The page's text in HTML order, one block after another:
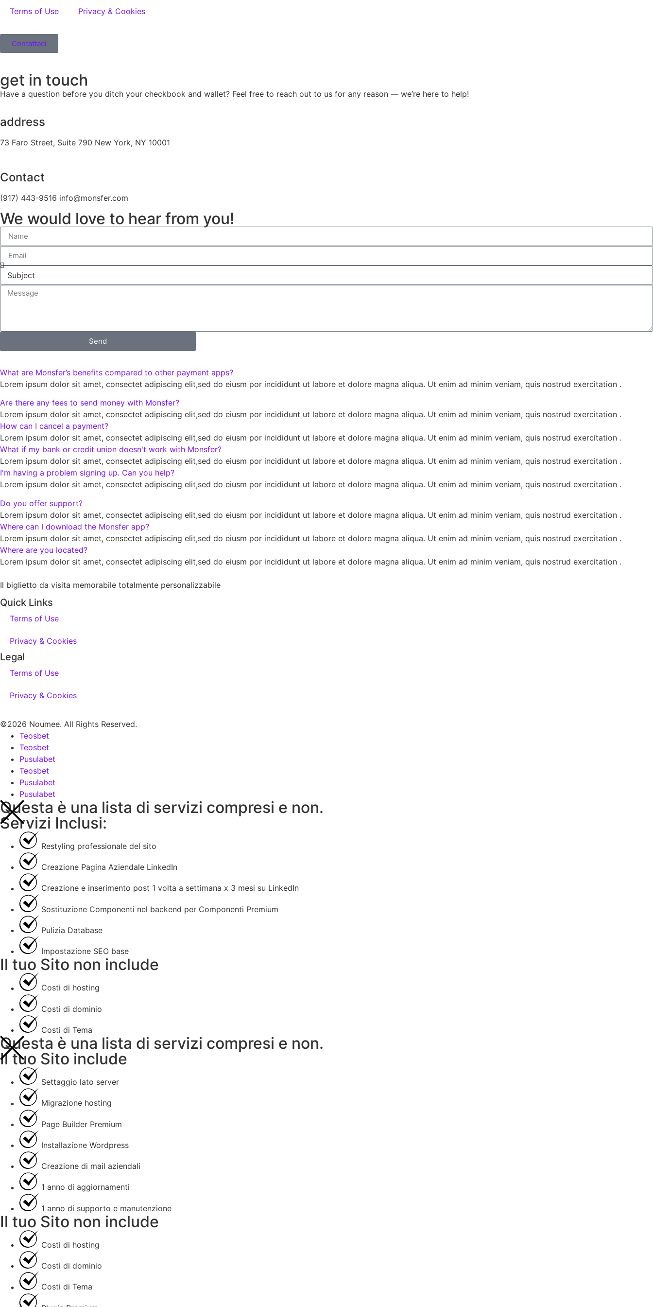
Terms of Use Privacy & Cookies
Contattaci
get in touch
Have a question before you ditch your checkbook and wallet? Feel free to reach out to us for any reason — we’re here to help!
address
73 Faro Street, Suite 790 New York, NY 10001
Contact
(917) 443-9516 info@monsfer.com
We would love to hear from you!
Send
What are Monsfer’s benefits compared to other payment apps?
Lorem ipsum dolor sit amet, consectet adipiscing elit,sed do eiusm por incididunt ut labore et dolore magna aliqua. Ut enim ad minim veniam, quis nostrud exercitation .
Are there any fees to send money with Monsfer?
Lorem ipsum dolor sit amet, consectet adipiscing elit,sed do eiusm por incididunt ut labore et dolore magna aliqua. Ut enim ad minim veniam, quis nostrud exercitation .
How can I cancel a payment?
Lorem ipsum dolor sit amet, consectet adipiscing elit,sed do eiusm por incididunt ut labore et dolore magna aliqua. Ut enim ad minim veniam, quis nostrud exercitation .
What if my bank or credit union doesn't work with Monsfer?
Lorem ipsum dolor sit amet, consectet adipiscing elit,sed do eiusm por incididunt ut labore et dolore magna aliqua. Ut enim ad minim veniam, quis nostrud exercitation .
I'm having a problem signing up. Can you help?
Lorem ipsum dolor sit amet, consectet adipiscing elit,sed do eiusm por incididunt ut labore et dolore magna aliqua. Ut enim ad minim veniam, quis nostrud exercitation .
Do you offer support?
Lorem ipsum dolor sit amet, consectet adipiscing elit,sed do eiusm por incididunt ut labore et dolore magna aliqua. Ut enim ad minim veniam, quis nostrud exercitation .
Where can I download the Monsfer app?
Lorem ipsum dolor sit amet, consectet adipiscing elit,sed do eiusm por incididunt ut labore et dolore magna aliqua. Ut enim ad minim veniam, quis nostrud exercitation .
Where are you located?
Lorem ipsum dolor sit amet, consectet adipiscing elit,sed do eiusm por incididunt ut labore et dolore magna aliqua. Ut enim ad minim veniam, quis nostrud exercitation .
Il biglietto da visita memorabile totalmente personalizzabile
Quick Links
Terms of Use
Privacy & Cookies
Legal
Terms of Use
Privacy & Cookies
©2026 Noumee. All Rights Reserved.
Teosbet
Teosbet
Pusulabet
Teosbet
Pusulabet
Pusulabet
Questa è una lista di servizi compresi e non.
Servizi Inclusi:
Restyling professionale del sito
Creazione Pagina Aziendale LinkedIn
Creazione e inserimento post 1 volta a settimana x 3 mesi su LinkedIn
Sostituzione Componenti nel backend per Componenti Premium
Pulizia Database
Impostazione SEO base
Il tuo Sito non include
Costi di hosting
Costi di dominio
Costi di Tema
Questa è una lista di servizi compresi e non.
Il tuo Sito include
Settaggio lato server
Migrazione hosting
Page Builder Premium
Installazione Wordpress
Creazione di mail aziendali
1 anno di aggiornamenti
1 anno di supporto e manutenzione
Il tuo Sito non include
Costi di hosting
Costi di dominio
Costi di Tema